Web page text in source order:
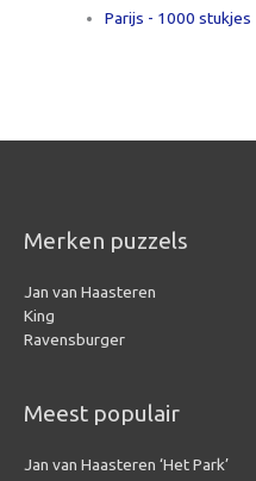
Parijs - 1000 stukjes
Merken puzzels
Jan van Haasteren
King
Ravensburger
Meest populair
Jan van Haasteren ‘Het Park’